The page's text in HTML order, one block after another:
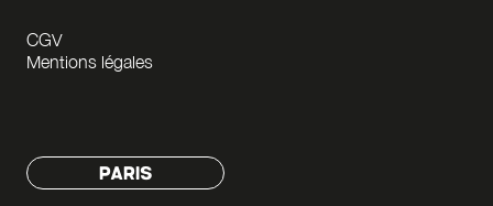
CGV
Mentions légales
PARIS